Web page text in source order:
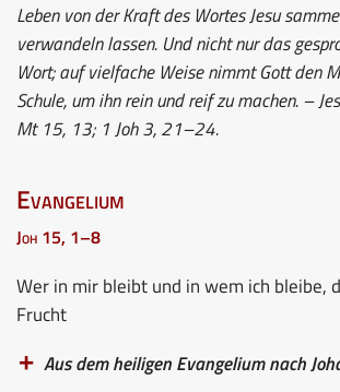
Leben von der Kraft des Wortes Jesu
verwandeln lassen. Und nicht nur das
Wort; auf vielfache Weise nimmt Gott den
Schule, um ihn rein und reif zu machen. –
Mt 15, 13; 1 Joh 3, 21–24.
Evangelium
Joh 15, 1–8
Wer in mir bleibt und in wem ich bleibe,
Frucht
Aus dem heiligen Evangelium nach